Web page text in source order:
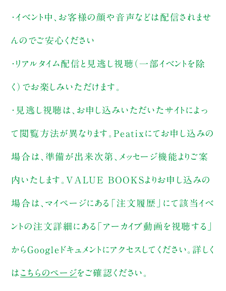
・イベント中、お客様の顔や音声などは配信されませ
んのでご安心ください
・リアルタイム配信と見逃し視聴（一部イベントを除
く）でお楽しみいただけます。
・見逃し視聴は、お申し込みいただいたサイトによっ
て閲覧方法が異なります。Peatixにてお申し込みの
場合は、準備が出来次第、メッセージ機能よりご案
内いたします。VALUE BOOKSよりお申し込みの
場合は、マイページにある「注文履歴」にて該当イベ
ントの注文詳細にある「アーカイブ動画を視聴する」
からGoogleドキュメントにアクセスしてください。詳しく
は こちらのページをご確認ください。